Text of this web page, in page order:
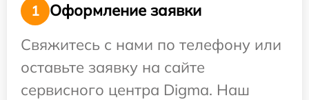
1
Оформление заявки
Свяжитесь с нами по телефону или
оставьте заявку на сайте
сервисного центра Digma. Наш